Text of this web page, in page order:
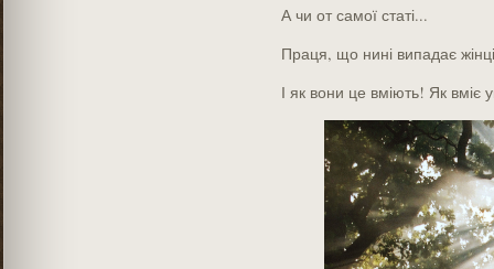
А чи от самої статі...
Праця, що нині випадає
І як вони це вміють! Як вміє